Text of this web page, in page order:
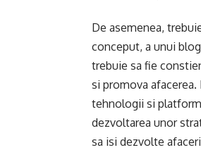
De asemenea,
conceput, a unui
trebuie sa fie
si promova
tehnologii si
dezvoltarea unor
sa isi dezvolte